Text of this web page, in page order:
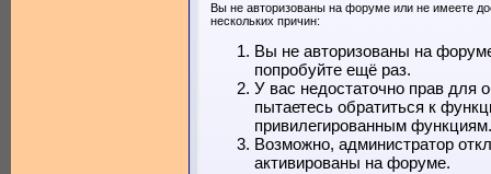
Вы не авторизованы на форуме или не имеете
нескольких причин:
Вы не авторизованы на
попробуйте ещё раз.
У вас недостаточно прав для
пытаетесь обратиться к
привилегированным функциям.
Возможно, администратор
активированы на форуме.